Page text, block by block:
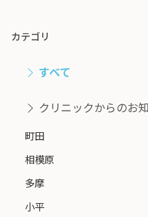
カテゴリ
すべて
クリニックからのお
町田
相模原
多摩
小平